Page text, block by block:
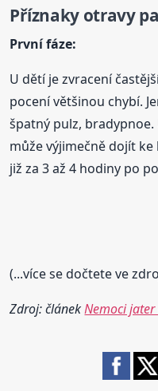
Příznaky otravy
První fáze:
U dětí je zvracení
pocení většinou chybí.
špatný pulz, bradypnoe.
může výjimečně dojít
již za 3 až 4 hodiny po
(...více se dočtete ve
Zdroj: článekNemoci